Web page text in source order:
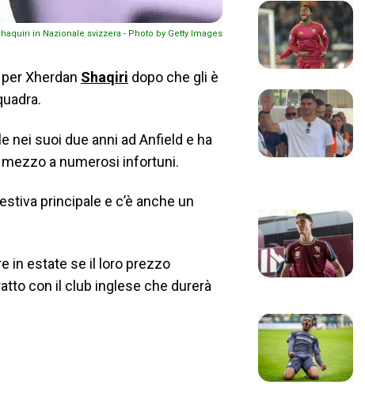
in Nazionale svizzera - Photo by Getty Images
Xherdan Shaqiri dopo che gli è
nei suoi due anni ad Anfield e ha
a numerosi infortuni.
principale e c’è anche un
in estate se il loro prezzo
con il club inglese che durerà